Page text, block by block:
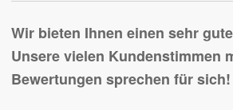
Wir bieten Ihnen einen sehr
Unsere vielen Kundenstimmen
Bewertungen sprechen für sich!